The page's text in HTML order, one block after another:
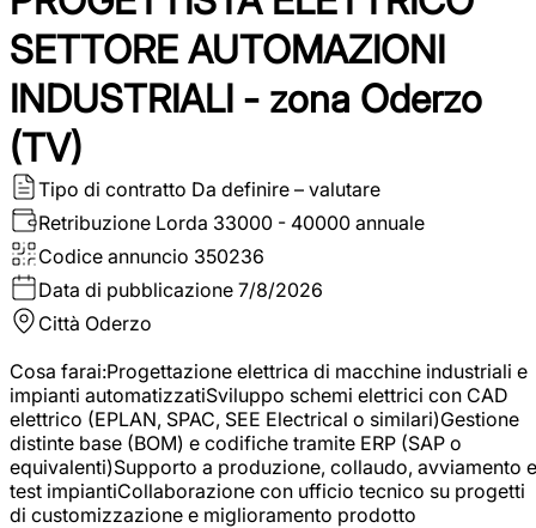
SETTORE AUTOMAZIONI
INDUSTRIALI - zona Oderzo
(TV)
Tipo di contratto Da definire – valutare
Retribuzione Lorda 33000 - 40000 annuale
Codice annuncio 350236
Data di pubblicazione 7/8/2026
Città Oderzo
Cosa farai:Progettazione elettrica di macchine industriali e
impianti automatizzatiSviluppo schemi elettrici con CAD
elettrico (EPLAN, SPAC, SEE Electrical o similari)Gestione
distinte base (BOM) e codifiche tramite ERP (SAP o
equivalenti)Supporto a produzione, collaudo, avviamento e
test impiantiCollaborazione con ufficio tecnico su progetti
di customizzazione e miglioramento prodotto